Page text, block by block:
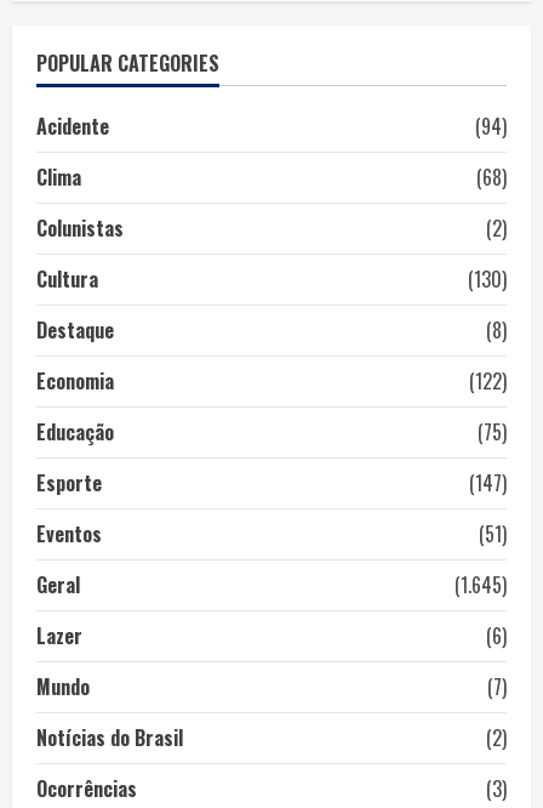
POPULAR CATEGORIES
Acidente
(94)
Clima
(68)
Colunistas
(2)
Cultura
(130)
Destaque
(8)
Economia
(122)
Educação
(75)
Esporte
(147)
Eventos
(51)
Geral
(1.645)
Lazer
(6)
Mundo
(7)
Notícias do Brasil
(2)
Ocorrências
(3)